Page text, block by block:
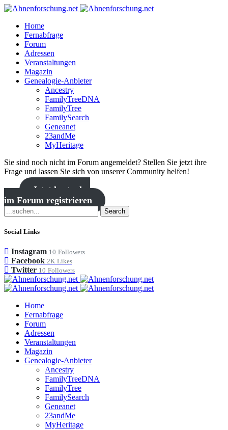
Home
Fernabfrage
Forum
Adressen
Veranstaltungen
Magazin
Genealogie-Anbieter
Ancestry
FamilyTreeDNA
FamilyTree
FamilySearch
Geneanet
23andMe
MyHeritage
Sie sind noch nicht im Forum angemeldet? Stellen Sie jetzt ihre
Frage und lassen Sie sich von unserer Community helfen!
Jetzt kostenlos
im Forum registrieren
Search
Social Links
Instagram 10 Followers
Facebook 2K Likes
Twitter 10 Followers
Home
Fernabfrage
Forum
Adressen
Veranstaltungen
Magazin
Genealogie-Anbieter
Ancestry
FamilyTreeDNA
FamilyTree
FamilySearch
Geneanet
23andMe
MyHeritage